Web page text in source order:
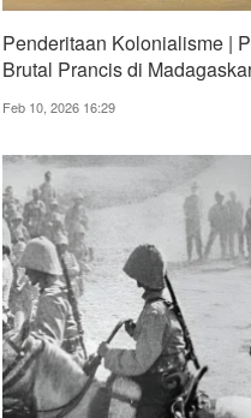
Penderitaan Kolonialisme |
Brutal Prancis di
Feb 10, 2026 16:29